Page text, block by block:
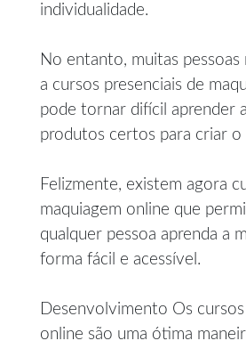
individualidade.
No entanto, muitas pessoas
a cursos presenciais de
pode tornar difícil aprender
produtos certos para criar o
Felizmente, existem agora
maquiagem online que
qualquer pessoa aprenda a
forma fácil e acessível.
Desenvolvimento Os
online são uma ótima